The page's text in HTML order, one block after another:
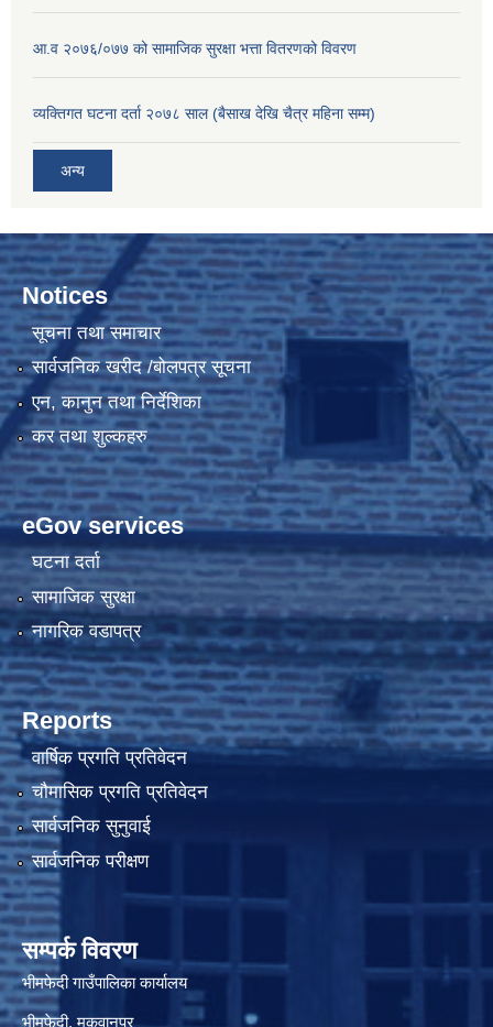
आ.व २०७६/०७७ को सामाजिक सुरक्षा भत्ता वितरणको विवरण
व्यक्तिगत घटना दर्ता २०७८ साल (बैसाख देखि चैत्र महिना सम्म)
अन्य
Notices
सूचना तथा समाचार
सार्वजनिक खरीद /बोलपत्र सूचना
एन, कानुन तथा निर्देशिका
कर तथा शुल्कहरु
eGov services
घटना दर्ता
सामाजिक सुरक्षा
नागरिक वडापत्र
Reports
वार्षिक प्रगति प्रतिवेदन
चौमासिक प्रगति प्रतिवेदन
सार्वजनिक सुनुवाई
सार्वजनिक परीक्षण
सम्पर्क विवरण
भीमफेदी गाउँपालिका कार्यालय
भीमफेदी, मकवानपुर